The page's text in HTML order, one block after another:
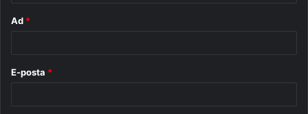
Ad *
E-posta *